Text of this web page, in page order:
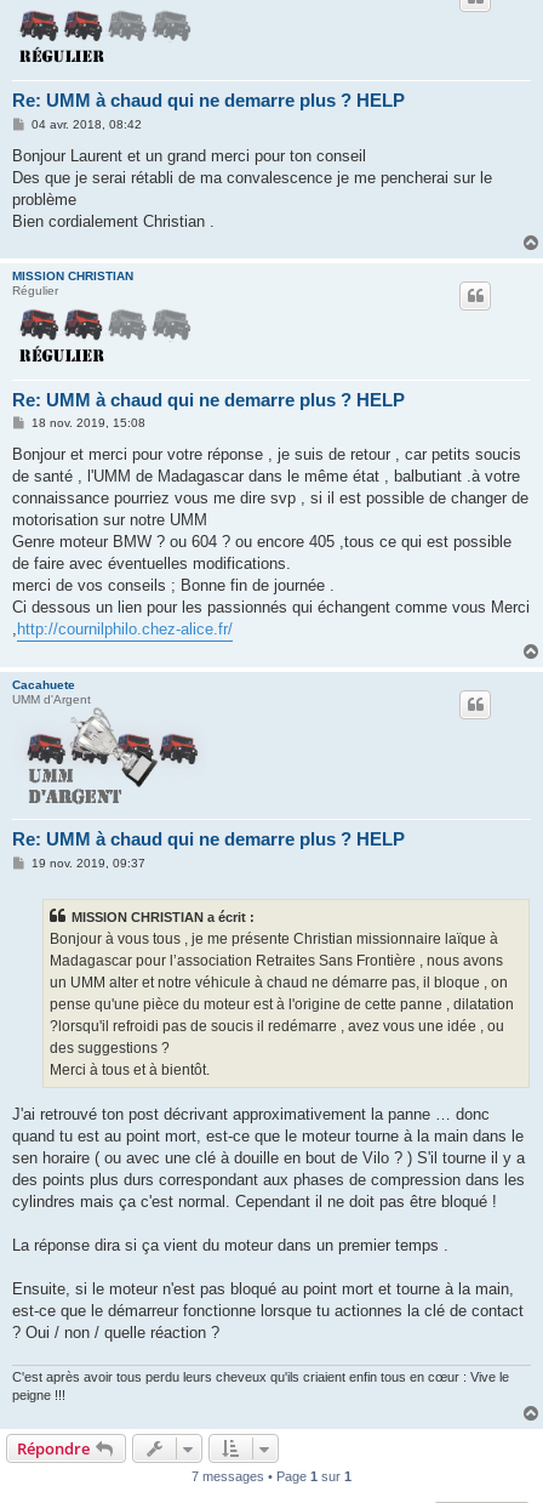
Re: UMM à chaud qui ne demarre plus ? HELP
M
s
a
g
04 avr. 2018, 08:42
Bonjour Laurent et un grand merci pour ton conseil
Des que je serai rétabli de ma convalescence je me pencherai sur le
problème
Bien cordialement Christian .
MISSION CHRISTIAN
Régulier
Re: UMM à chaud qui ne demarre plus ? HELP
M
s
a
g
18 nov. 2019, 15:08
Bonjour et merci pour votre réponse , je suis de retour , car petits soucis
de santé , l'UMM de Madagascar dans le même état , balbutiant .à votre
connaissance pourriez vous me dire svp , si il est possible de changer de
motorisation sur notre UMM
Genre moteur BMW ? ou 604 ? ou encore 405 ,tous ce qui est possible
de faire avec éventuelles modifications.
merci de vos conseils ; Bonne fin de journée .
Ci dessous un lien pour les passionnés qui échangent comme vous Merci
, http://cournilphilo.chez-alice.fr/
Cacahuete
UMM d'Argent
Re: UMM à chaud qui ne demarre plus ? HELP
M19 nov. 2019, 09:37
MISSION CHRISTIAN a écrit :
Bonjour à vous tous , je me présente Christian missionnaire laïque à
Madagascar pour l’association Retraites Sans Frontière , nous avons
un UMM alter et notre véhicule à chaud ne démarre pas, il bloque , on
pense qu'une pièce du moteur est à l'origine de cette panne , dilatation
?lorsqu'il refroidi pas de soucis il redémarre , avez vous une idée , ou
des suggestions ?
Merci à tous et à bientôt.
J'ai retrouvé ton post décrivant approximativement la panne … donc
quand tu est au point mort, est-ce que le moteur tourne à la main dans le
sen horaire ( ou avec une clé à douille en bout de Vilo ? ) S'il tourne il y a
des points plus durs correspondant aux phases de compression dans les
cylindres mais ça c'est normal. Cependant il ne doit pas être bloqué !
La réponse dira si ça vient du moteur dans un premier temps .
Ensuite, si le moteur n'est pas bloqué au point mort et tourne à la main,
est-ce que le démarreur fonctionne lorsque tu actionnes la clé de contact
? Oui / non / quelle réaction ?
C'est après avoir tous perdu leurs cheveux qu'ils criaient enfin tous en cœur : Vive le
peigne !!!
Répondre
7 messages • Page 1 sur 1